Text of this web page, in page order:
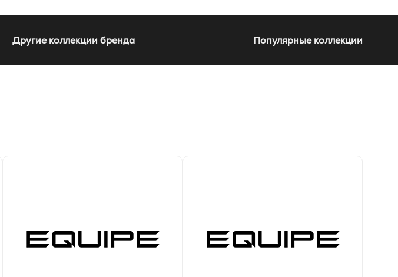
Другие коллекции бренда Популярные коллекции